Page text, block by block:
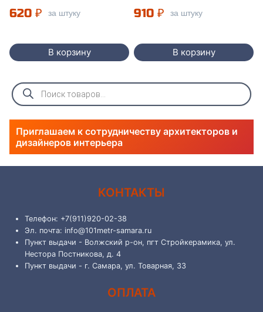
620 ₽ за штуку
В корзину
910 ₽ за штуку
В корзину
Поиск
товаров
Приглашаем к сотрудничеству архитекторов и
дизайнеров интерьера
КОНТАКТЫ
Телефон: +7(911)920-02-38
Эл. почта: info@101metr-samara.ru
Пункт выдачи - Волжский р-он, пгт Стройкерамика, ул.
Нестора Постникова, д. 4
Пункт выдачи - г. Самара, ул. Товарная, 33
ОПЛАТА